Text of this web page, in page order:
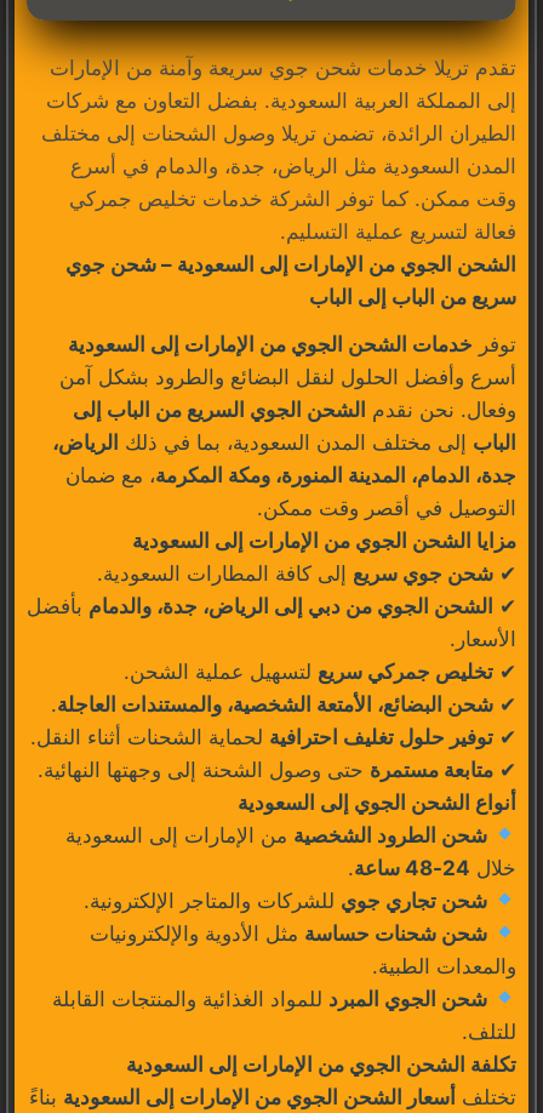
تقدم تريلا خدمات شحن جوي سريعة وآمنة من الإمارات
إلى المملكة العربية السعودية. بفضل التعاون مع شركات
الطيران الرائدة، تضمن تريلا وصول الشحنات إلى مختلف
المدن السعودية مثل الرياض، جدة، والدمام في أسرع
وقت ممكن. كما توفر الشركة خدمات تخليص جمركي
فعالة لتسريع عملية التسليم.
الشحن الجوي من الإمارات إلى السعودية – شحن جوي
سريع من الباب إلى الباب
توفر خدمات الشحن الجوي من الإمارات إلى السعودية
أسرع وأفضل الحلول لنقل البضائع والطرود بشكل آمن
وفعال. نحن نقدم الشحن الجوي السريع من الباب إلى
الباب إلى مختلف المدن السعودية، بما في ذلك الرياض،
جدة، الدمام، المدينة المنورة، ومكة المكرمة، مع ضمان
التوصيل في أقصر وقت ممكن.
مزايا الشحن الجوي من الإمارات إلى السعودية
✔ شحن جوي سريع إلى كافة المطارات السعودية.
✔ الشحن الجوي من دبي إلى الرياض، جدة، والدمام بأفضل
الأسعار.
✔ تخليص جمركي سريع لتسهيل عملية الشحن.
✔ شحن البضائع، الأمتعة الشخصية، والمستندات العاجلة.
✔ توفير حلول تغليف احترافية لحماية الشحنات أثناء النقل.
✔ متابعة مستمرة حتى وصول الشحنة إلى وجهتها النهائية.
أنواع الشحن الجوي إلى السعودية
شحن الطرود الشخصية من الإمارات إلى السعودية
خلال 24-48 ساعة
.
شحن تجاري جوي للشركات والمتاجر الإلكترونية.
شحن شحنات حساسة مثل الأدوية والإلكترونيات
والمعدات الطبية.
شحن الجوي المبرد للمواد الغذائية والمنتجات القابلة
للتلف.
تكلفة الشحن الجوي من الإمارات إلى السعودية
تختلف أسعار الشحن الجوي من الإمارات إلى السعودية بناءً